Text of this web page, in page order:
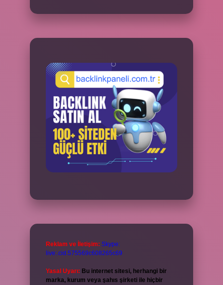
Reklam ve İletişim: Skype:
live:.cid.575569c608265c69
Yasal Uyarı: Bu internet sitesi, herhangi bir
marka, kurum veya şahıs şirketi ile hiçbir